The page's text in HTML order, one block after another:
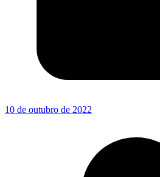
10 de outubro de 2022